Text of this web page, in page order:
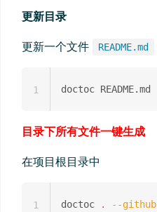
更新目录
更新一个文件 README.md
doctoc README.md
1
目录下所有文件一键生成
在项目根目录中
doctoc . --github
1